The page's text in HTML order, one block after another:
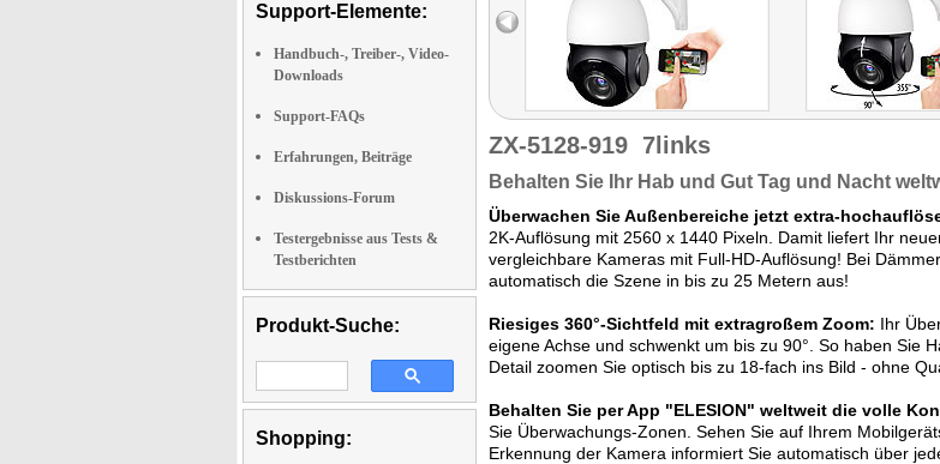
Support-Elemente:
Handbuch-, Treiber-, Video-
Downloads
Support-FAQs
Erfahrungen, Beiträge
Diskussions-Forum
Testergebnisse aus Tests &
Testberichten
Produkt-Suche:
Shopping:
ZX-5128-919 7links
Behalten Sie Ihr Hab und Gut Tag und Nacht
Überwachen Sie Außenbereiche jetzt extra-
2K-Auflösung mit 2560 x 1440 Pixeln. Damit liefert Ihr
vergleichbare Kameras mit Full-HD-Auflösung! Bei
automatisch die Szene in bis zu 25 Metern aus!
Riesiges 360°-Sichtfeld mit extragroßem Zoom: Ihr
eigene Achse und schwenkt um bis zu 90°. So haben Sie
Detail zoomen Sie optisch bis zu 18-fach ins Bild - ohne
Behalten Sie per App "ELESION" weltweit die volle
Sie Überwachungs-Zonen. Sehen Sie auf Ihrem
Erkennung der Kamera informiert Sie automatisch über